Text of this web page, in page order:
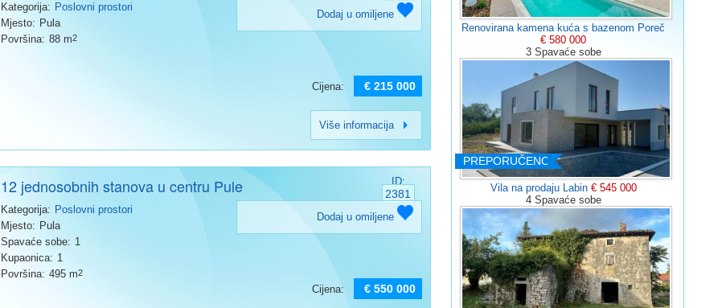
Kategorija: Poslovni prostori
Mjesto: Pula
Površina: 88 m2
Dodaj u omiljene
Cijena: € 215 000
Više informacija
12 jednosobnih stanova u centru Pule ID:
2381
Kategorija: Poslovni prostori
Mjesto: Pula
Spavaće sobe: 1
Kupaonica: 1
Površina: 495 m2
Dodaj u omiljene
Cijena: € 550 000
Renovirana kamena kuća s bazenom Poreč
€ 580 000
3 Spavaće sobe
PREPORUČENO
Vila na prodaju Labin € 545 000
4 Spavaće sobe